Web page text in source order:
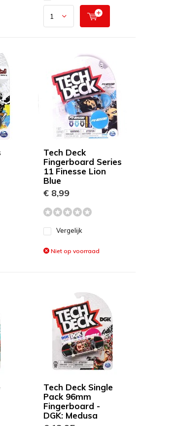
Tech Deck
Fingerboard Series
11 Finesse Lion
Blue
€ 8,99
Vergelijk
Niet op voorraad
Tech Deck Single
Pack 96mm
Fingerboard -
DGK: Medusa